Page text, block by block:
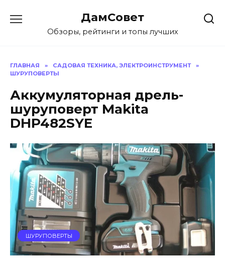
содержанию
ДамСовет
Обзоры, рейтинги и топы лучших
ГЛАВНАЯ » САДОВАЯ ТЕХНИКА, ЭЛЕКТРОИНСТРУМЕНТ
»
ШУРУПОВЕРТЫ
Аккумуляторная дрель-
шуруповерт Makita
DHP482SYE
ШУРУПОВЕРТЫ